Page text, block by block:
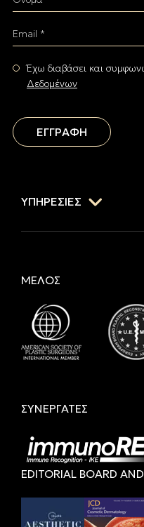
Email *
Έχω διαβάσει και
Δεδομένων
ΕΓΓΡΑΦΗ
ΥΠΗΡΕΣΙΕΣ
ΜΕΛΟΣ
ΣΥΝΕΡΓΑΤΕΣ
EDITORIAL BOARD